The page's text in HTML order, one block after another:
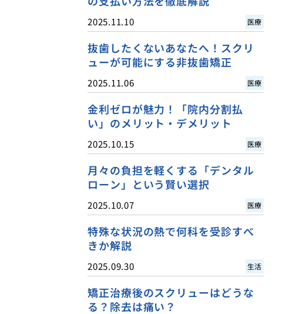
2025.11.10 医療
抜歯したくないあなたへ！スクリ
ューが可能にする非抜歯矯正
2025.11.06 医療
金利ゼロが魅力！「院内分割払
い」のメリット・デメリット
2025.10.15 医療
月々の負担を軽くする「デンタル
ローン」という賢い選択
2025.10.07 医療
特殊な状況の熱で何科を受診すべ
きか解説
2025.09.30 生活
矯正治療後のスクリューはどうな
る？除去は痛い？